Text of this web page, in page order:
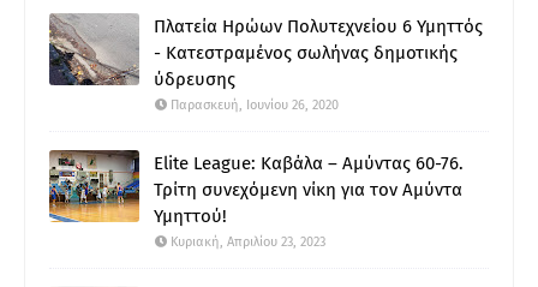
Πλατεία Ηρώων Πολυτεχνείου 6 Υμηττός
- Κατεστραμένος σωλήνας δημοτικής
ύδρευσης
Παρασκευή, Ιουνίου 26, 2020
Elite League: Καβάλα – Αμύντας 60-76.
Τρίτη συνεχόμενη νίκη για τον Αμύντα
Υμηττού!
Κυριακή, Απριλίου 23, 2023